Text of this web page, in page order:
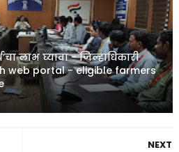
लाभ घ्यावा - जिल्हाधिकारी
web portal - eligible farmers
NEXT